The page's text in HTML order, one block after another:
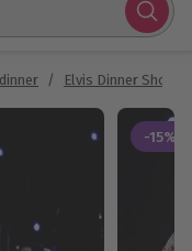
/ Elvis Dinner Show
-15%